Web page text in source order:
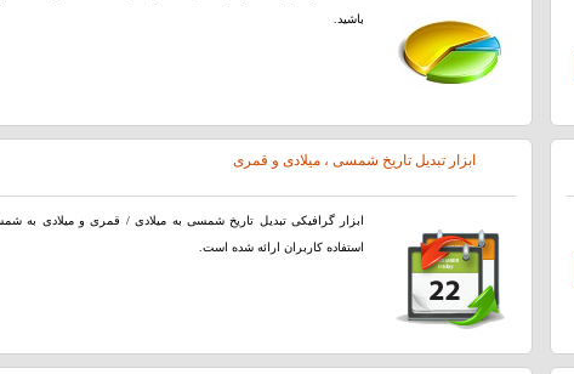
باشید.
ابزار تبدیل تاریخ شمسی ، میلادی و قمری
ابزار گرافیکی تبدیل تاریخ شمسی به میلادی / قمری و میلادی
استفاده کاربران ارائه شده است.